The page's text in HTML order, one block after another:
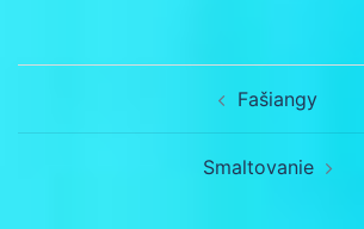
Fašiangy
Smaltovanie